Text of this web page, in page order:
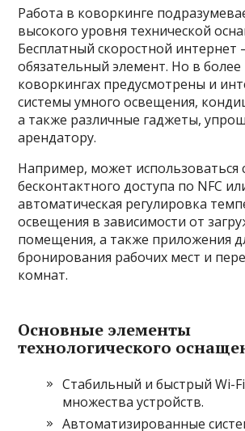
Работа в коворкинге
высокого уровня технической
Бесплатный скоростной
обязательный элемент. Но в
коворкингах предусмотрены и
системы умного освещения,
а также различные гаджеты,
арендатору.
Например, может использоваться
бесконтактного доступа по NFC
автоматическая регулировка
освещения в зависимости от
помещения, а также приложения
бронирования рабочих мест и
комнат.
Основные элементы
технологического
Стабильный и быстрый Wi-
множества устройств.
Автоматизированные